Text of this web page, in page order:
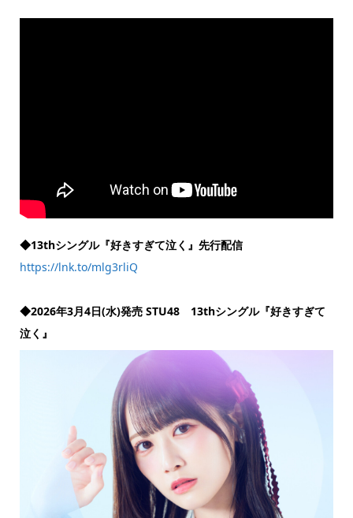
◆13thシングル『好きすぎて泣く』先行配信
https://lnk.to/mlg3rliQ
◆2026年3月4日(水)発売 STU48 13thシングル『好きすぎて
泣く』